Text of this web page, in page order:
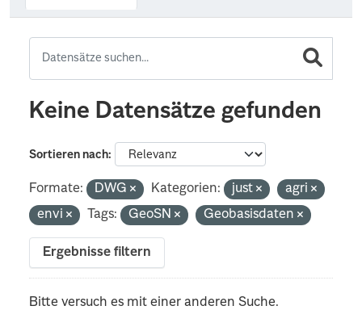
Keine Datensätze gefunden
Sortieren nach
Formate: DWG Kategorien: just
agri
envi
Tags: GeoSN Geobasisdaten
Ergebnisse filtern
Bitte versuch es mit einer anderen Suche.